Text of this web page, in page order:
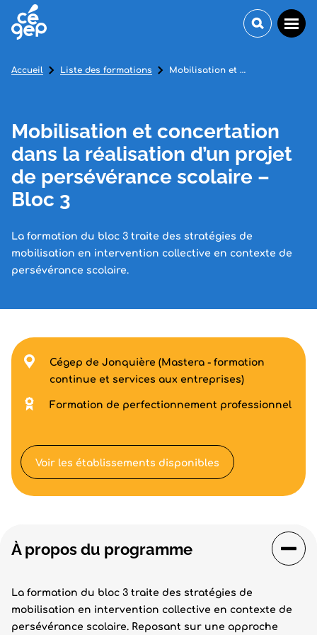
Mobilisation et concertation
dans la réalisation d’un projet
de persévérance scolaire –
Bloc 3
La formation du bloc 3 traite des stratégies de
mobilisation en intervention collective en contexte de
persévérance scolaire.
Accueil Liste des formations Mobilisation et concertation dans la réalisation d’un projet de persévérance scolaire – Bloc 3
À propos du programme
La formation du bloc 3 traite des stratégies de
mobilisation en intervention collective en contexte de
persévérance scolaire. Reposant sur une approche
Cégep de Jonquière (Mastera - formation
continue et services aux entreprises)
Formation de perfectionnement professionnel
Voir les établissements disponibles